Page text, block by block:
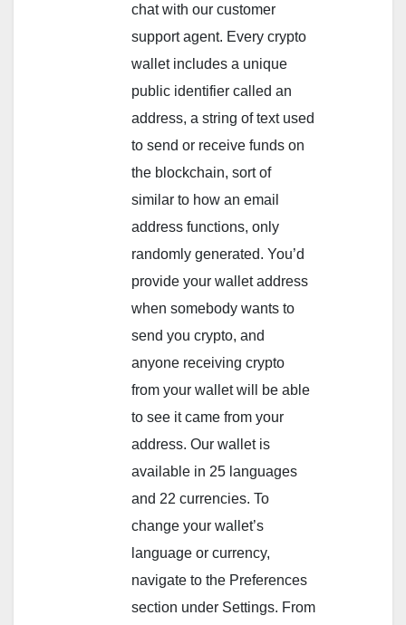
chat with our customer
support agent. Every crypto
wallet includes a unique
public identifier called an
address, a string of text used
to send or receive funds on
the blockchain, sort of
similar to how an email
address functions, only
randomly generated. You’d
provide your wallet address
when somebody wants to
send you crypto, and
anyone receiving crypto
from your wallet will be able
to see it came from your
address. Our wallet is
available in 25 languages
and 22 currencies. To
change your wallet’s
language or currency,
navigate to the Preferences
section under Settings. From